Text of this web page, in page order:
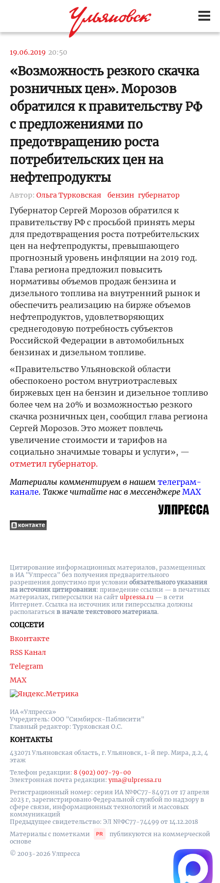
19.06.2019 20:50
«Возможность резкого скачка
розничных цен». Морозов
обратился к правительству РФ
с предложениями по
предотвращению роста
потребительских цен на
нефтепродукты
Автор: Ольга Турковская бензин губернатор
Губернатор Сергей Морозов обратился к
правительству РФ с просьбой принять меры
для предотвращения роста потребительских
цен на нефтепродукты, превышающего
прогнозный уровень инфляции на 2019 год.
Глава региона предложил повысить
нормативы объемов продаж бензина и
дизельного топлива на внутренний рынок и
обеспечить реализацию на бирже объемов
нефтепродуктов, удовлетворяющих
среднегодовую потребность субъектов
Российской Федерации в автомобильных
бензинах и дизельном топливе.
«Правительство Ульяновской области
обеспокоено ростом внутриотраслевых
биржевых цен на бензин и дизельное топливо
более чем на 20% и возможностью резкого
скачка розничных цен, сообщил глава региона
Сергей Морозов. Это может повлечь
увеличение стоимости и тарифов на
социально значимые товары и услуги», —
отметил губернатор.
Материалы комментируем в нашем телеграм-
канале. Также читайте нас в мессенджере MAX
ИА «Улпресса»
Учредитель: ООО "Симбирск-Паблисити"
Главный редактор: Турковская О.С.
КОНТАКТЫ
432071 Ульяновская область, г. Ульяновск, 1-й пер. Мира, д.2, 4
этаж
Телефон редакции: 8 (902) 007-79-00
Электронная почта редакции: yma@ulpressa.ru
Регистрационный номер: серия ИА №ФС77-84971 от 17 апреля
2023 г, зарегистрировано Федеральной службой по надзору в
сфере связи, информационных технологий и массовых
коммуникаций
Предыдущее свидетельство: ЭЛ №ФС77-74499 от 14.12.2018
Материалы с пометками
публикуются на коммерческой
основе
© 2003-2026 Улпресса
СОЦСЕТИ
Вконтакте
RSS Канал
Telegram
MAX
Цитирование информационных материалов, размещенных
в ИА "Улпресса" без получения предварительного
разрешения допустимо при условии обязательного указания
на источник цитирования: приведение ссылки — в печатных
материалах, гиперссылки на cайт ulpressa.ru — в сети
Интернет. Ссылка на источник или гиперссылка должны
располагаться в начале текстового материала.